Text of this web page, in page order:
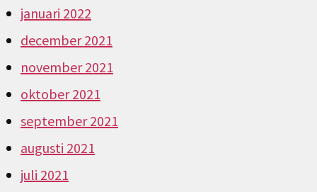
januari 2022
december 2021
november 2021
oktober 2021
september 2021
augusti 2021
juli 2021